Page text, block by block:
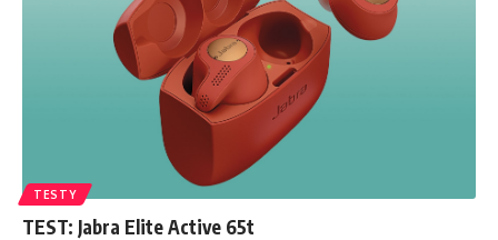
TESTY
TEST: Jabra Elite Active 65t